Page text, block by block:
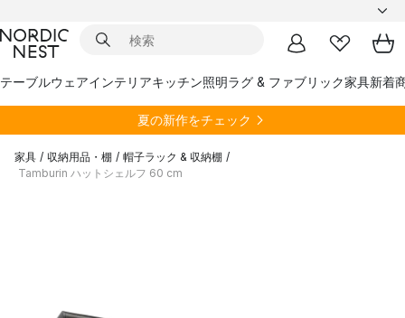
テーブルウェアインテリアキッチン照明ラグ & ファブリック家具新着
夏の新作をチェック
家具 / 収納用品・棚 / 帽子ラック & 収納棚 /
Tamburin ハットシェルフ 60 cm